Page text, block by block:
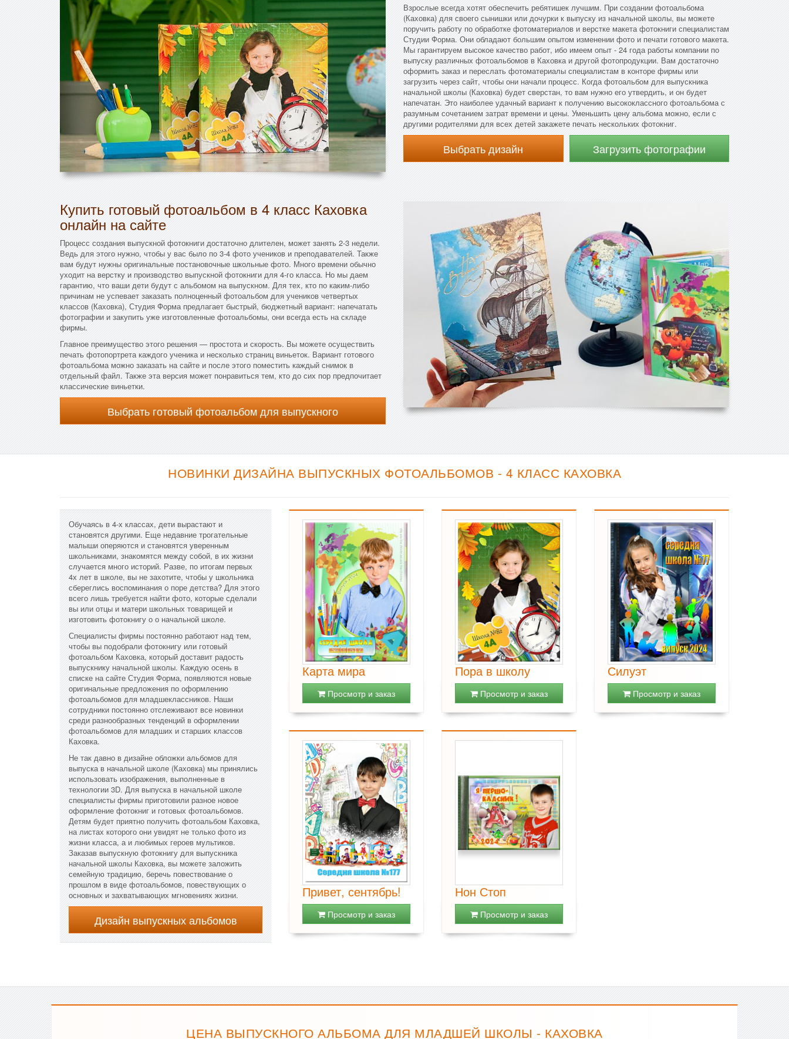
Взрослые всегда хотят обеспечить ребятишек лучшим. При создании фотоальбома
(Каховка) для своего сынишки или дочурки к выпуску из начальной школы, вы можете
поручить работу по обработке фотоматериалов и верстке макета фотокниги специалистам
Студии Форма. Они обладают большим опытом изменении фото и печати готового макета.
Мы гарантируем высокое качество работ, ибо имеем опыт - 24 года работы компании по
выпуску различных фотоальбомов в Каховка и другой фотопродукции. Вам достаточно
оформить заказ и переслать фотоматериалы специалистам в конторе фирмы или
загрузить через сайт, чтобы они начали процесс. Когда фотоальбом для выпускника
начальной школы (Каховка) будет сверстан, то вам нужно его утвердить, и он будет
напечатан. Это наиболее удачный вариант к получению высококлассного фотоальбома с
разумным сочетанием затрат времени и цены. Уменьшить цену альбома можно, если с
другими родителями для всех детей закажете печать нескольких фотокниг.
Выбрать дизайн Загрузить фотографии
Купить готовый фотоальбом в 4 класс Каховка
онлайн на сайте
Процесс создания выпускной фотокниги достаточно длителен, может занять 2-3 недели.
Ведь для этого нужно, чтобы у вас было по 3-4 фото учеников и преподавателей. Также
вам будут нужны оригинальные постановочные школьные фото. Много времени обычно
уходит на верстку и производство выпускной фотокниги для 4-го класса. Но мы даем
гарантию, что ваши дети будут с альбомом на выпускном. Для тех, кто по каким-либо
причинам не успевает заказать полноценный фотоальбом для учеников четвертых
классов (Каховка), Студия Форма предлагает быстрый, бюджетный вариант: напечатать
фотографии и закупить уже изготовленные фотоальбомы, они всегда есть на складе
фирмы.
Главное преимущество этого решения — простота и скорость. Вы можете осуществить
печать фотопортрета каждого ученика и несколько страниц виньеток. Вариант готового
фотоальбома можно заказать на сайте и после этого поместить каждый снимок в
отдельный файл. Также эта версия может понравиться тем, кто до сих пор предпочитает
классические виньетки.
Выбрать готовый фотоальбом для выпускного
НОВИНКИ ДИЗАЙНА ВЫПУСКНЫХ ФОТОАЛЬБОМОВ - 4 КЛАСС КАХОВКА
Обучаясь в 4-х классах, дети вырастают и
становятся другими. Еще недавние трогательные
малыши оперяются и становятся уверенным
школьниками, знакомятся между собой, в их жизни
случается много историй. Разве, по итогам первых
4х лет в школе, вы не захотите, чтобы у школьника
сбереглись воспоминания о поре детства? Для этого
всего лишь требуется найти фото, которые сделали
вы или отцы и матери школьных товарищей и
изготовить фотокнигу о о начальной школе.
Специалисты фирмы постоянно работают над тем,
чтобы вы подобрали фотокнигу или готовый
фотоальбом Каховка, который доставит радость
выпускнику начальной школы. Каждую осень в
списке на сайте Студия Форма, появляются новые
оригинальные предложения по оформлению
фотоальбомов для младшеклассников. Наши
сотрудники постоянно отслеживают все новинки
среди разнообразных тенденций в оформлении
фотоальбомов для младших и старших классов
Каховка.
Не так давно в дизайне обложки альбомов для
выпуска в начальной школе (Каховка) мы принялись
использовать изображения, выполненные в
технологии 3D. Для выпуска в начальной школе
специалисты фирмы приготовили разное новое
оформление фотокниг и готовых фотоальбомов.
Детям будет приятно получить фотоальбом Каховка,
на листах которого они увидят не только фото из
жизни класса, а и любимых героев мультиков.
Заказав выпускную фотокнигу для выпускника
начальной школы Каховка, вы можете заложить
семейную традицию, беречь повествование о
прошлом в виде фотоальбомов, повествующих о
основных и захватывающих мгновениях жизни.
Дизайн выпускных альбомов
Карта мира
Просмотр и заказ
Пора в школу
Просмотр и заказ
Силуэт
Просмотр и заказ
Привет, сентябрь!
Просмотр и заказ
Нон Стоп
Просмотр и заказ
ЦЕНА ВЫПУСКНОГО АЛЬБОМА ДЛЯ МЛАДШЕЙ ШКОЛЫ - КАХОВКА